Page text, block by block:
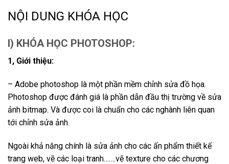
NỘI DUNG KHÓA HỌC
I) KHÓA HỌC PHOTOSHOP:
1, Giới thiệu:
– Adobe photoshop là một phần mềm chỉnh sửa đồ họa.
Photoshop được đánh giá là phần dẫn đầu thị trường về sửa
ảnh bitmap. Và được coi là chuẩn cho các nghành liên quan
tới chỉnh sửa ảnh.
Ngoài khả năng chính là sửa ảnh cho các ấn phẩm thiết kế
trang web, vẽ các loại tranh…….vẽ texture cho các chương